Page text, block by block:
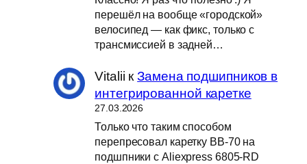
перешёл на вообще «городской»
велосипед — как фикс, только с
трансмиссией в задней…
Vitalii кЗамена подшипников в
интегрированной каретке
27.03.2026
Только что таким способом
перепресовал каретку BB-70 на
подшпники с Aliexpress 6805-RD